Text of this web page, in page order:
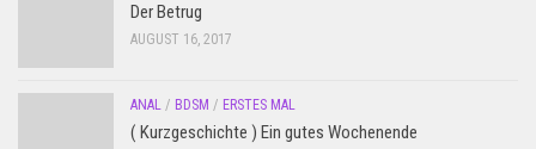
Der Betrug
AUGUST 16, 2017
ANAL / BDSM / ERSTES MAL
( Kurzgeschichte ) Ein gutes Wochenende